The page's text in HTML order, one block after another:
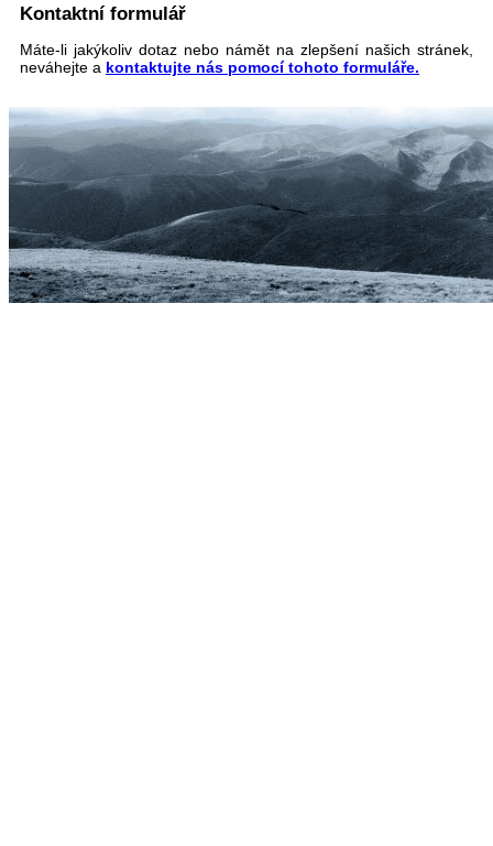
Kontaktní formulář
Máte-li jakýkoliv dotaz nebo námět na zlepšení našich stránek,
neváhejte a kontaktujte nás pomocí tohoto formuláře.